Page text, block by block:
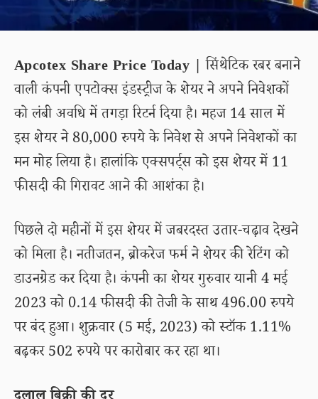
Apcotex Share Price Today | सिंथेटिक रबर बनाने
वाली कंपनी एपटोक्स इंडस्ट्रीज के शेयर ने अपने निवेशकों
को लंबी अवधि में तगड़ा रिटर्न दिया है। महज 14 साल में
इस शेयर ने 80,000 रुपये के निवेश से अपने निवेशकों का
मन मोह लिया है। हालांकि एक्सपर्ट्स को इस शेयर में 11
फीसदी की गिरावट आने की आशंका है।
पिछले दो महीनों में इस शेयर में जबरदस्त उतार-चढ़ाव देखने
को मिला है। नतीजतन, ब्रोकरेज फर्म ने शेयर की रेटिंग को
डाउनग्रेड कर दिया है। कंपनी का शेयर गुरुवार यानी 4 मई
2023 को 0.14 फीसदी की तेजी के साथ 496.00 रुपये
पर बंद हुआ। शुक्रवार (5 मई, 2023) को स्टॉक 1.11%
बढ़कर 502 रुपये पर कारोबार कर रहा था।